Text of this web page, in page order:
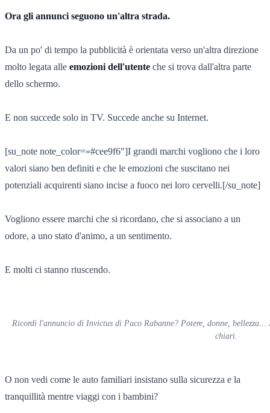
Ora gli annunci seguono un'altra strada.
Da un po' di tempo la pubblicità è orientata verso un'altra direzione
molto legata alle emozioni dell'utente che si trova dall'altra parte
dello schermo.
E non succede solo in TV. Succede anche su Internet.
[su_note note_color=»#cee9f6″]I grandi marchi vogliono che i loro
valori siano ben definiti e che le emozioni che suscitano nei
potenziali acquirenti siano incise a fuoco nei loro cervelli.[/su_note]
Vogliono essere marchi che si ricordano, che si associano a un
odore, a uno stato d'animo, a un sentimento.
E molti ci stanno riuscendo.
Ricordi l'annuncio di Invictus di Paco Rabanne? Potere, donne,
chiari.
O non vedi come le auto familiari insistano sulla sicurezza e la
tranquillità mentre viaggi con i bambini?